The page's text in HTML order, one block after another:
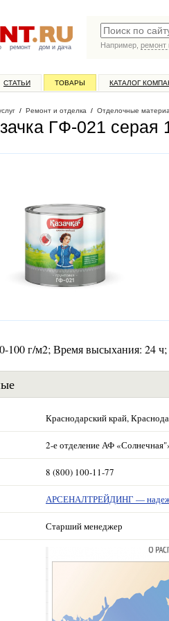
ремонт дом и дача
Например, ремонт
СТАТЬИ ТОВАРЫ КАТАЛОГ
/ Ремонт и отделка / Отделочные
ГФ-021 серая
100 г/м2; Время высыхания: 24
Краснодарский край,
2-е отделение АФ
8 (800) 100-11-77
АРСЕНАЛТРЕЙДИНГ —
Старший менеджер